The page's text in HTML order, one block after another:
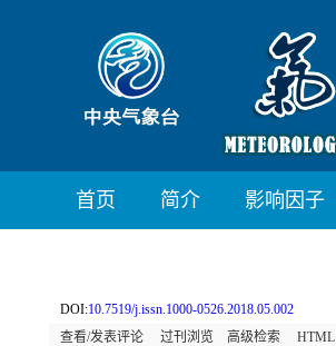
首页 简介 影响因子
DOI:10.7519/j.issn.1000-0526.2018.05.002
查看/发表评论
过刊浏览 高级检索 HTML